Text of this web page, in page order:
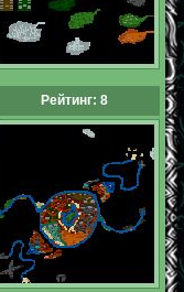
Рейтинг: 8